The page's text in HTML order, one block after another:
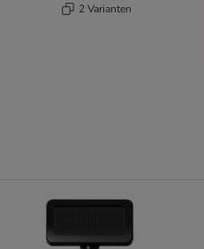
2 Varianten